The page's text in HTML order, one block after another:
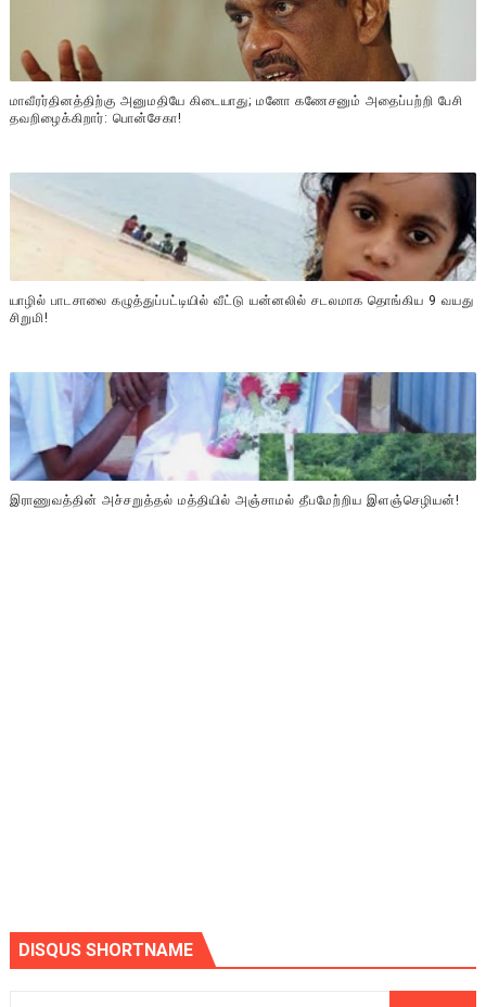
மாவீரர்தினத்திற்கு அனுமதியே கிடையாது; மனோ கணேசனும் அதைப்பற்றி பேசி
தவறிழைக்கிறார்: பொன்சேகா!
யாழில் பாடசாலை கழுத்துப்பட்டியில் வீட்டு யன்னலில் சடலமாக தொங்கிய 9 வயது
சிறுமி!
இராணுவத்தின் அச்சறுத்தல் மத்தியில் அஞ்சாமல் தீபமேற்றிய இளஞ்செழியன்!
DISQUS SHORTNAME